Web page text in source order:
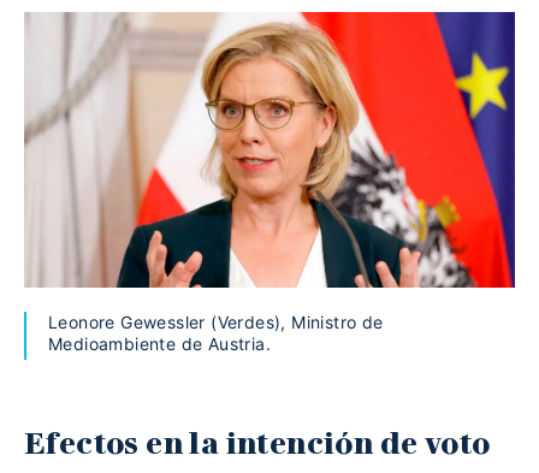
Leonore Gewessler (Verdes), Ministro de
Medioambiente de Austria.
Efectos en la intención de voto